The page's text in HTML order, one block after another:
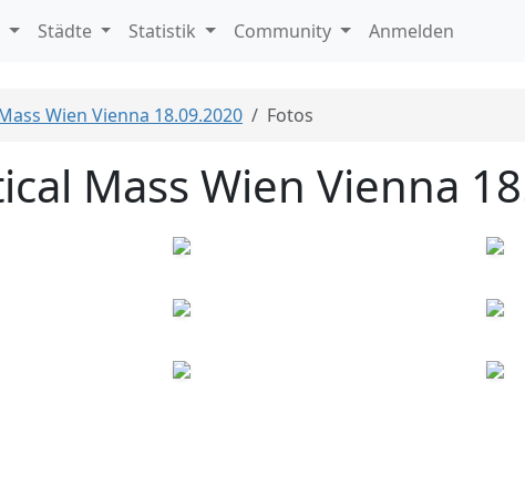
Städte Statistik Community Anmelden
Wien Vienna 18.09.2020 Fotos
Mass Wien Vienna